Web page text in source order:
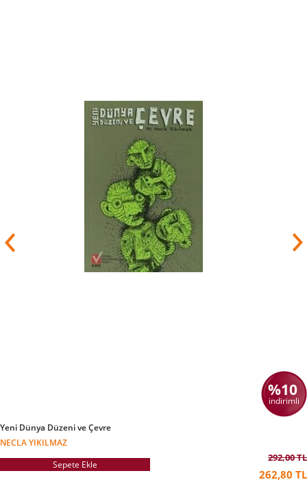
%10
indirimli
Yeni Dünya Düzeni ve Çevre
NECLA YIKILMAZ
Sepete Ekle
292,00 TL
262,80 TL